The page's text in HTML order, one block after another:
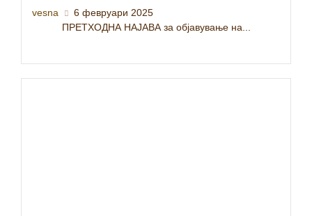
vesna
6 февруари 2025
ПРЕТХОДНА НАЈАВА за објавување на...